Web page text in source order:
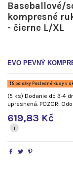
Baseballové/
kompresné
- čierne L/XL
EVO PEVNÝ
5 položky Posledné kusy v
(5 ks) Dodanie do 3-4
upresnená. POZOR!
619,83 Kč
i